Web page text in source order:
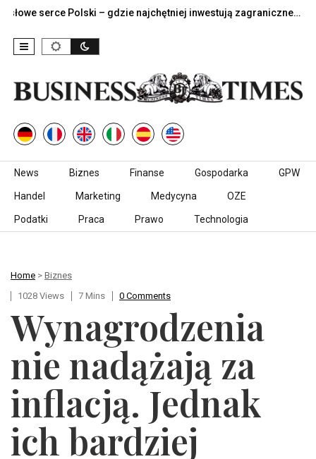
serce Polski – gdzie najchętniej inwestują zagraniczne…
Skip to content
News Biznes Finanse Gospodarka GPW
Handel Marketing Medycyna OZE
Podatki Praca Prawo Technologia
Home > Biznes
1028 Views
7 Mins 0 Comments
Wynagrodzenia
nie nadążają za
inflacją. Jednak
ich bardziej